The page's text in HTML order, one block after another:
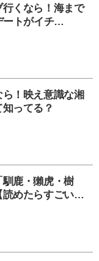
くなら！海まで
ートがイチ…
！映え意識な湘
ってる？
鹿・獺虎・樹
読めたらすごい…